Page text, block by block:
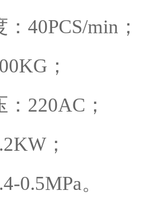
40PCS/min；
；
220AC；
；
0.5MPa。